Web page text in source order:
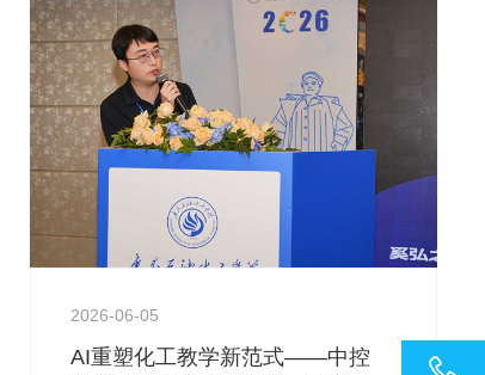
2026-06-05
AI重塑化工教学新范式——中控